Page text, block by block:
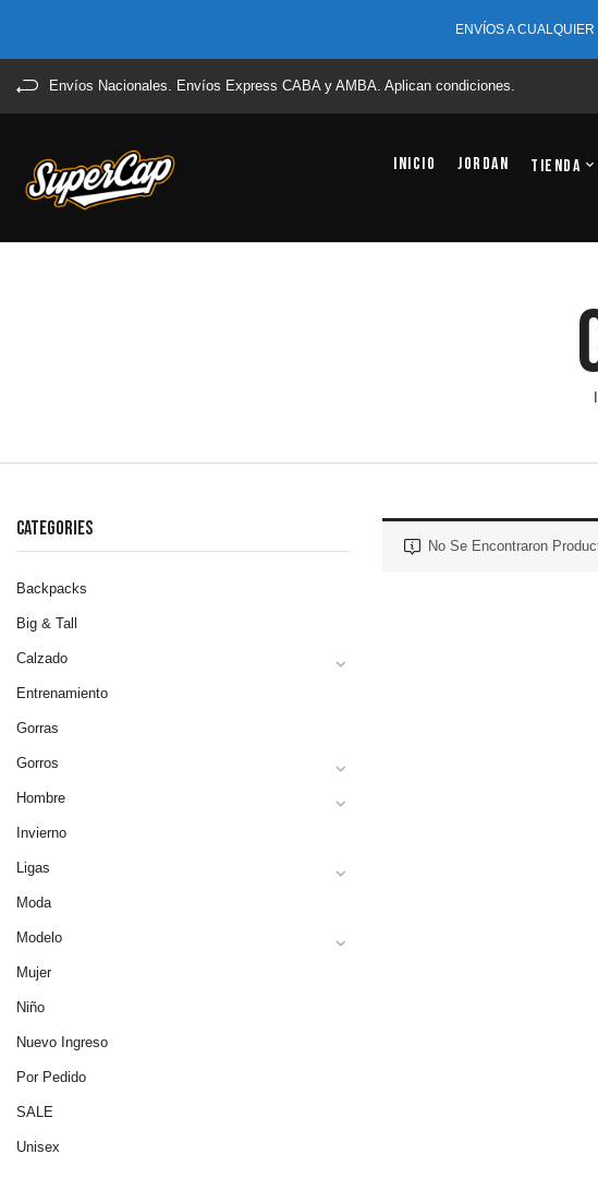
ENVÍOS A
Envíos Nacionales. Envíos Express CABA y AMBA. Aplican condiciones.
Inicio Jordan Tienda
CATEGORIES
Backpacks
Big & Tall
Calzado
Entrenamiento
Gorras
Gorros
Hombre
Invierno
Ligas
Moda
Modelo
Mujer
Niño
Nuevo Ingreso
Por Pedido
SALE
Unisex
No Se Encontraron